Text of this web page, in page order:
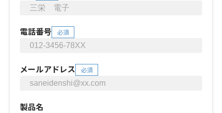
電話番号 必須
メールアドレス 必須
製品名